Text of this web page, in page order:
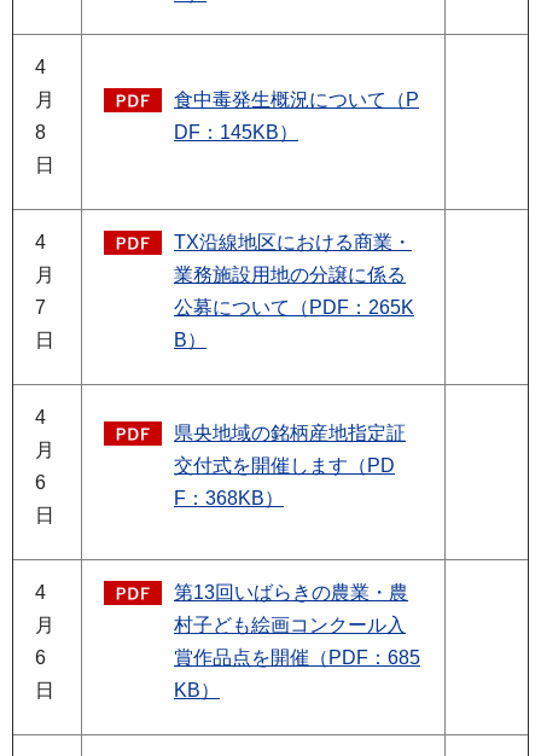
4
月
8
日
食中毒発生概況について（P
DF：145KB）
4
月
7
日
TX沿線地区における商業・
業務施設用地の分譲に係る
公募について（PDF：265K
B）
4
月
6
日
県央地域の銘柄産地指定証
交付式を開催します（PD
F：368KB）
4
月
6
日
第13回いばらきの農業・農
村子ども絵画コンクール入
賞作品点を開催（PDF：685
KB）